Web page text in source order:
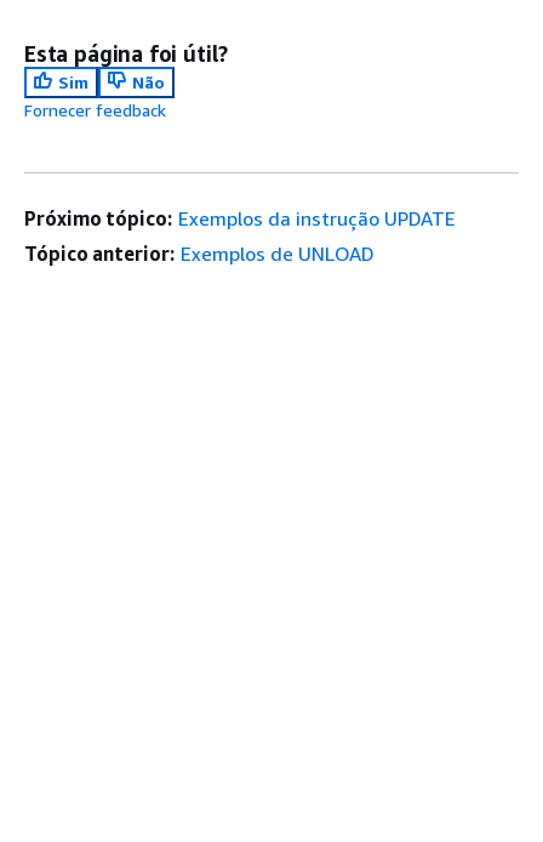
Esta página foi útil?
Sim
Não
Fornecer feedback
Próximo tópico: Exemplos da instrução UPDATE
Tópico anterior: Exemplos de UNLOAD